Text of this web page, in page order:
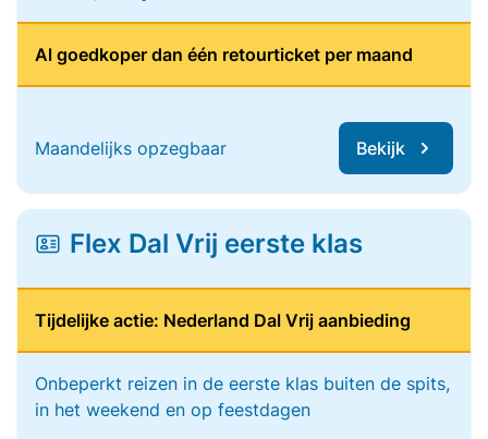
Al goedkoper dan één retourticket per maand
Maandelijks opzegbaar Bekijk
Flex Dal Vrij eerste klas
Tijdelijke actie: Nederland Dal Vrij aanbieding
Onbeperkt reizen in de eerste klas buiten de spits,
in het weekend en op feestdagen